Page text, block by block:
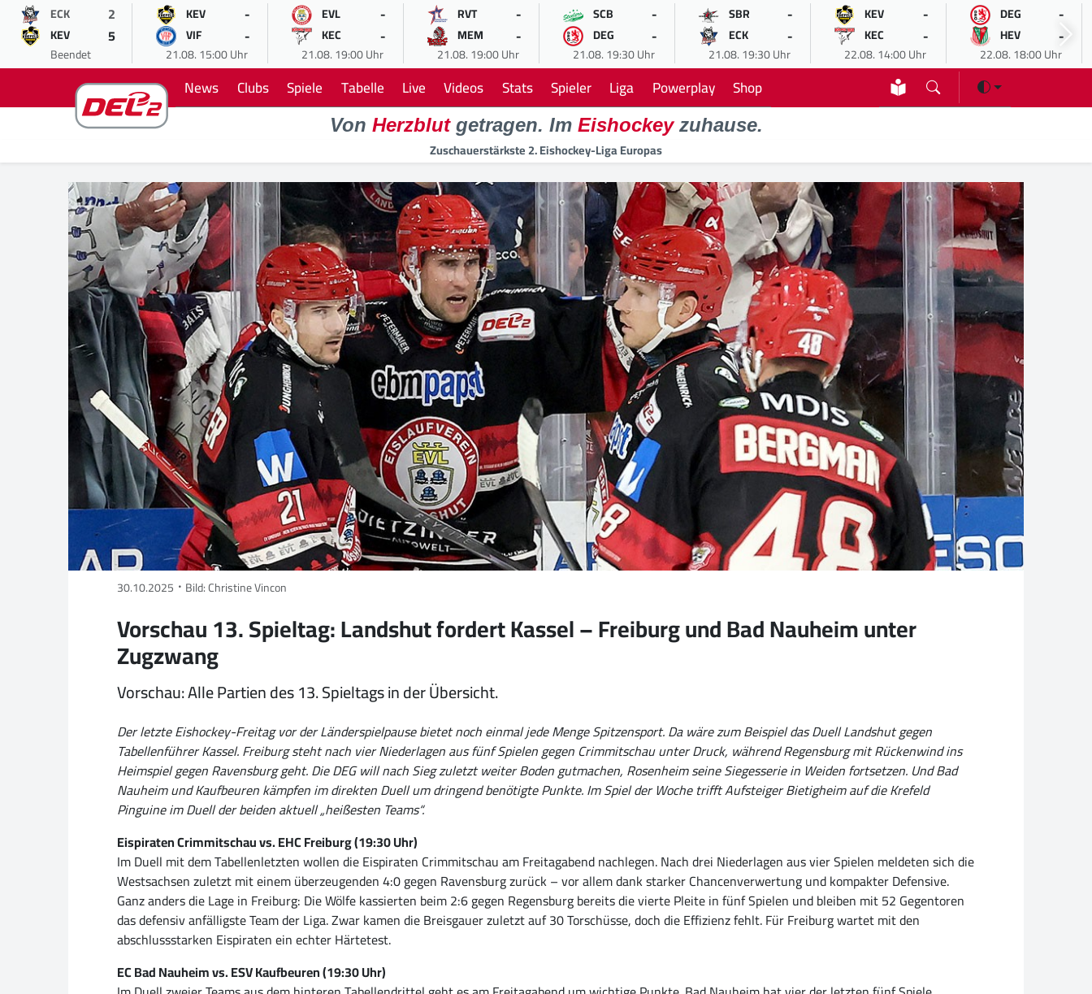
ECK 2
KEV 5
Beendet
KEV -
VIF -
21.08. 15:00 Uhr
EVL -
KEC -
21.08. 19:00 Uhr
RVT -
MEM -
21.08. 19:00 Uhr
SCB -
DEG -
21.08. 19:30 Uhr
SBR -
ECK -
21.08. 19:30 Uhr
KEV -
KEC -
22.08. 14:00 Uhr
DEG -
HEV -
22.08. 18:00 Uhr
News Clubs Spiele Tabelle Live Videos Stats Spieler Liga Powerplay Shop
Von Herzblutgetragen. Im Eishockeyzuhause.
Zuschauerstärkste 2. Eishockey-Liga Europas
30.10.2025 Bild: Christine Vincon
Vorschau 13. Spieltag: Landshut fordert Kassel – Freiburg und Bad Nauheim unter
Zugzwang
Vorschau: Alle Partien des 13. Spieltags in der Übersicht.
Der letzte Eishockey-Freitag vor der Länderspielpause bietet noch einmal jede Menge Spitzensport. Da wäre zum Beispiel das Duell Landshut gegen
Tabellenführer Kassel. Freiburg steht nach vier Niederlagen aus fünf Spielen gegen Crimmitschau unter Druck, während Regensburg mit Rückenwind ins
Heimspiel gegen Ravensburg geht. Die DEG will nach Sieg zuletzt weiter Boden gutmachen, Rosenheim seine Siegesserie in Weiden fortsetzen. Und Bad
Nauheim und Kaufbeuren kämpfen im direkten Duell um dringend benötigte Punkte. Im Spiel der Woche trifft Aufsteiger Bietigheim auf die Krefeld
Pinguine im Duell der beiden aktuell „heißesten Teams“.
Eispiraten Crimmitschau vs. EHC Freiburg (19:30 Uhr)
Im Duell mit dem Tabellenletzten wollen die Eispiraten Crimmitschau am Freitagabend nachlegen. Nach drei Niederlagen aus vier Spielen meldeten sich die
Westsachsen zuletzt mit einem überzeugenden 4:0 gegen Ravensburg zurück – vor allem dank starker Chancenverwertung und kompakter Defensive.
Ganz anders die Lage in Freiburg: Die Wölfe kassierten beim 2:6 gegen Regensburg bereits die vierte Pleite in fünf Spielen und bleiben mit 52 Gegentoren
das defensiv anfälligste Team der Liga. Zwar kamen die Breisgauer zuletzt auf 30 Torschüsse, doch die Effizienz fehlt. Für Freiburg wartet mit den
abschlussstarken Eispiraten ein echter Härtetest.
EC Bad Nauheim vs. ESV Kaufbeuren (19:30 Uhr)